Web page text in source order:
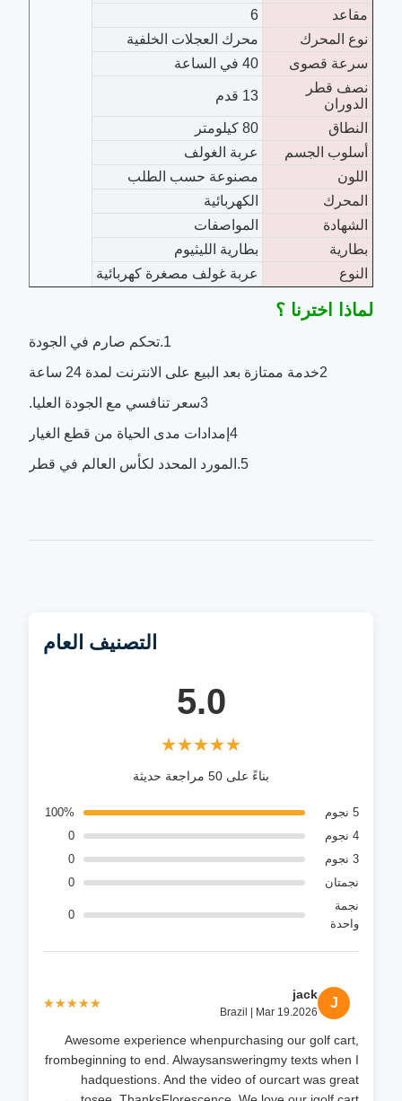
مقاعد
6
نوع المحرك
محرك العجلات الخلفية
سرعة قصوى
40 في الساعة
نصف قطر
الدوران
13 قدم
النطاق
80 كيلومتر
أسلوب الجسم
عربة الغولف
اللون
مصنوعة حسب الطلب
المحرك
الكهربائية
الشهادة
المواصفات
بطارية
بطارية الليثيوم
النوع
عربة غولف مصغرة كهربائية
لماذا اخترنا ؟
1.تحكم صارم في الجودة
2خدمة ممتازة بعد البيع على الانترنت لمدة 24 ساعة
3سعر تنافسي مع الجودة العليا.
4إمدادات مدى الحياة من قطع الغيار
5.المورد المحدد لكأس العالم في قطر
التصنيف العام
5.0
★★★★★
★★★★★
بناءً على 50 مراجعة حديثة
5 نجوم
100%
4 نجوم
0
3 نجوم
0
نجمتان
0
نجمة
واحدة
0
J
jack
Brazil | Mar 19.2026
★★★★★
★★★★★
Awesome experience whenpurchasing our golf cart,
frombeginning to end. Alwaysansweringmy texts when I
hadquestions. And the video of ourcart was great